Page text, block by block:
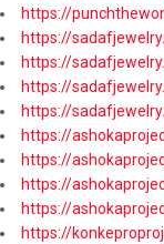
https://
https://
https://
https://
https://
https://
https://
https://
https://
https://